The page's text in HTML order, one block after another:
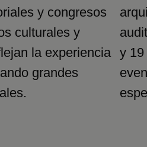
y congresos
culturales y
la experiencia
grandes
y